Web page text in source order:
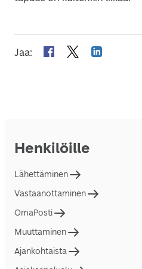
Jaa:
Henkilöille
Lähettäminen
Vastaanottaminen
OmaPosti
Muuttaminen
Ajankohtaista